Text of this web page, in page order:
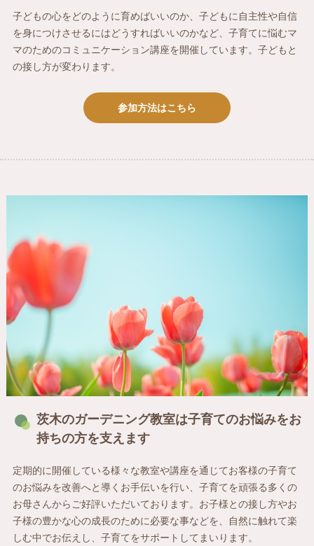
子どもの心をどのように育めばいいのか、子どもに自主性や自信
を身につけさせるにはどうすればいいのかなど、子育てに悩むマ
マのためのコミュニケーション講座を開催しています。子どもと
の接し方が変わります。
参加方法はこちら
茨木のガーデニング教室は子育てのお悩みをお
持ちの方を支えます
定期的に開催している様々な教室や講座を通じてお客様の子育て
のお悩みを改善へと導くお手伝いを行い、子育てを頑張る多くの
お母さんからご好評いただいております。お子様との接し方やお
子様の豊かな心の成長のために必要な事などを、自然に触れて楽
しむ中でお伝えし、子育てをサポートしてまいります。